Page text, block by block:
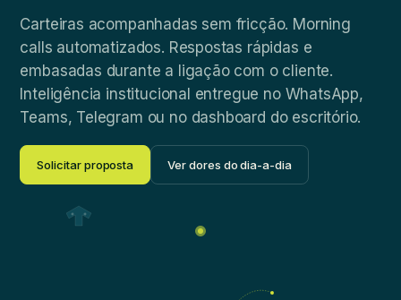
Carteiras acompanhadas sem fricção. Morning
calls automatizados. Respostas rápidas e
embasadas durante a ligação com o cliente.
Inteligência institucional entregue no WhatsApp,
Teams, Telegram ou no dashboard do escritório.
Solicitar proposta Ver dores do dia-a-dia